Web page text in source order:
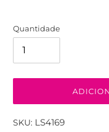
Quantidade
SKU: LS4169